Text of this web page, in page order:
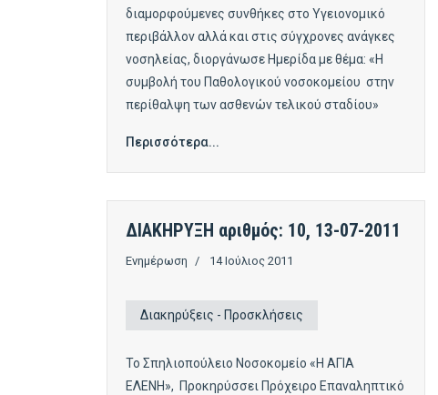
διαμορφούμενες συνθήκες στο Υγειονομικό
περιβάλλον αλλά και στις σύγχρονες ανάγκες
νοσηλείας, διοργάνωσε Ημερίδα με θέμα: «Η
συμβολή του Παθολογικού νοσοκομείου στην
περίθαλψη των ασθενών τελικού σταδίου»
Περισσότερα...
ΔΙΑΚΗΡΥΞΗ αριθμός: 10, 13-07-2011
Ενημέρωση 14 Ιούλιος 2011
Διακηρύξεις - Προσκλήσεις
Το Σπηλιοπούλειο Νοσοκομείο «Η ΑΓΙΑ
ΕΛΕΝΗ», Προκηρύσσει Πρόχειρο Επαναληπτικό